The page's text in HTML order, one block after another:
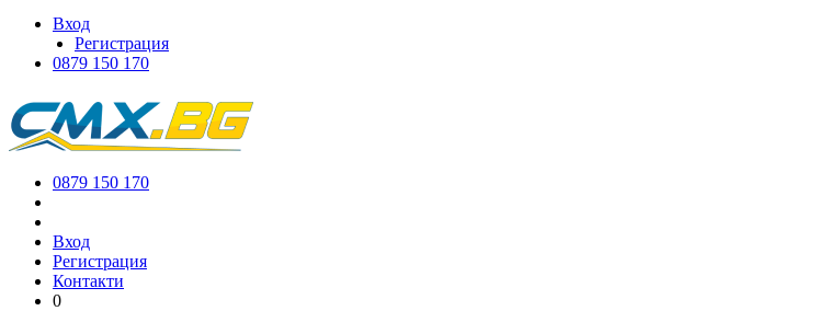
Вход
Регистрация
0879 150 170
0879 150 170
Вход
Регистрация
Контакти
0